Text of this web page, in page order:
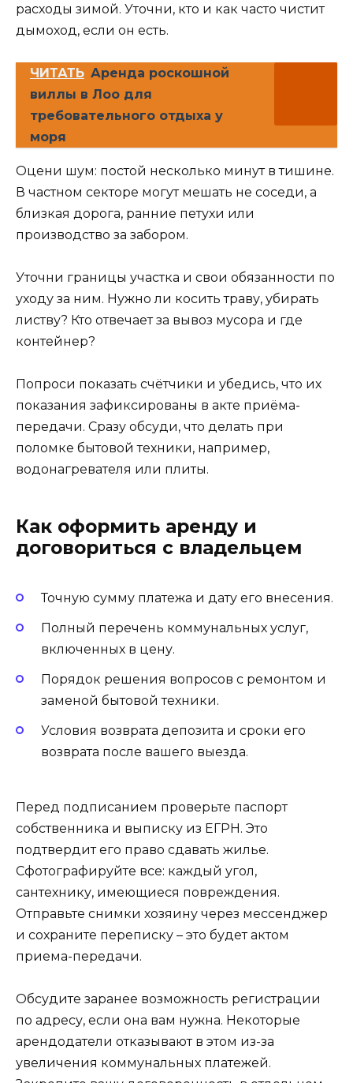
расходы зимой. Уточни, кто и как часто чистит
дымоход, если он есть.
ЧИТАТЬ Аренда роскошной
виллы в Лоо для
требовательного отдыха у
моря
Оцени шум: постой несколько минут в тишине.
В частном секторе могут мешать не соседи, а
близкая дорога, ранние петухи или
производство за забором.
Уточни границы участка и свои обязанности по
уходу за ним. Нужно ли косить траву, убирать
листву? Кто отвечает за вывоз мусора и где
контейнер?
Попроси показать счётчики и убедись, что их
показания зафиксированы в акте приёма-
передачи. Сразу обсуди, что делать при
поломке бытовой техники, например,
водонагревателя или плиты.
Как оформить аренду и
договориться с владельцем
Точную сумму платежа и дату его внесения.
Полный перечень коммунальных услуг,
включенных в цену.
Порядок решения вопросов с ремонтом и
заменой бытовой техники.
Условия возврата депозита и сроки его
возврата после вашего выезда.
Перед подписанием проверьте паспорт
собственника и выписку из ЕГРН. Это
подтвердит его право сдавать жилье.
Сфотографируйте все: каждый угол,
сантехнику, имеющиеся повреждения.
Отправьте снимки хозяину через мессенджер
и сохраните переписку – это будет актом
приема-передачи.
Обсудите заранее возможность регистрации
по адресу, если она вам нужна. Некоторые
арендодатели отказывают в этом из-за
увеличения коммунальных платежей.